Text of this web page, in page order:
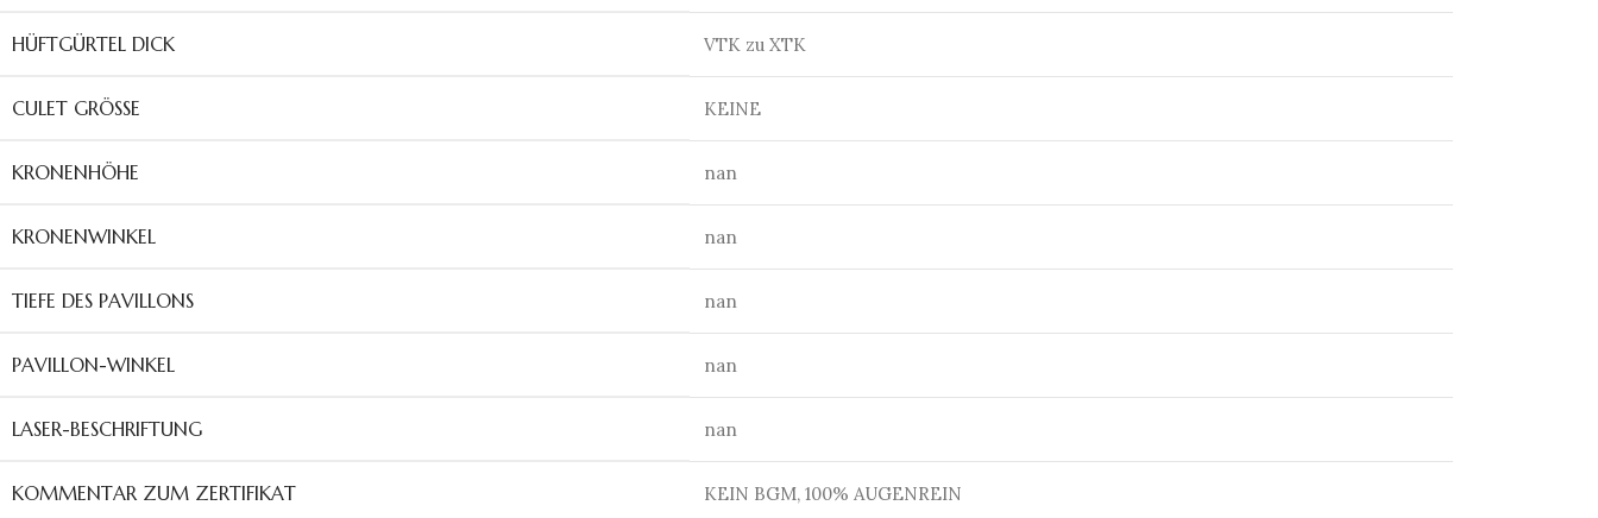
HÜFTGÜRTEL DICK VTK zu XTK
CULET GRÖSSE KEINE
KRONENHÖHE nan
KRONENWINKEL nan
TIEFE DES PAVILLONS nan
PAVILLON-WINKEL nan
LASER-BESCHRIFTUNG nan
KOMMENTAR ZUM ZERTIFIKAT KEIN BGM, 100% AUGENREIN